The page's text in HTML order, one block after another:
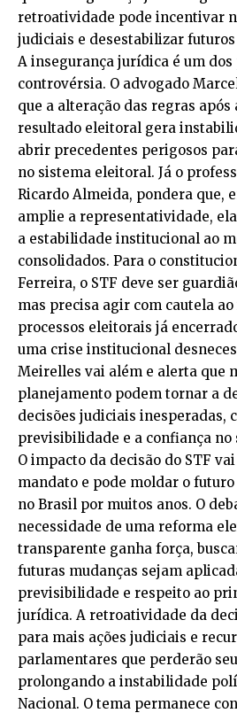
retroatividade pode incentivar
judiciais e desestabilizar
A insegurança jurídica é um
controvérsia. O advogado
que a alteração das regras
resultado eleitoral gera
abrir precedentes perigosos
no sistema eleitoral. Já o
Ricardo Almeida, pondera que,
amplie a representatividade,
a estabilidade institucional ao
consolidados. Para o
Ferreira, o STF deve ser
mas precisa agir com cautela
processos eleitorais já
uma crise institucional
Meirelles vai além e alerta que
planejamento podem tornar a
decisões judiciais inesperadas,
previsibilidade e a confiança
O impacto da decisão do STF
mandato e pode moldar o
no Brasil por muitos anos. O
necessidade de uma reforma
transparente ganha força,
futuras mudanças sejam
previsibilidade e respeito ao
jurídica. A retroatividade da
para mais ações judiciais e
parlamentares que perderão
prolongando a instabilidade
Nacional. O tema permanece